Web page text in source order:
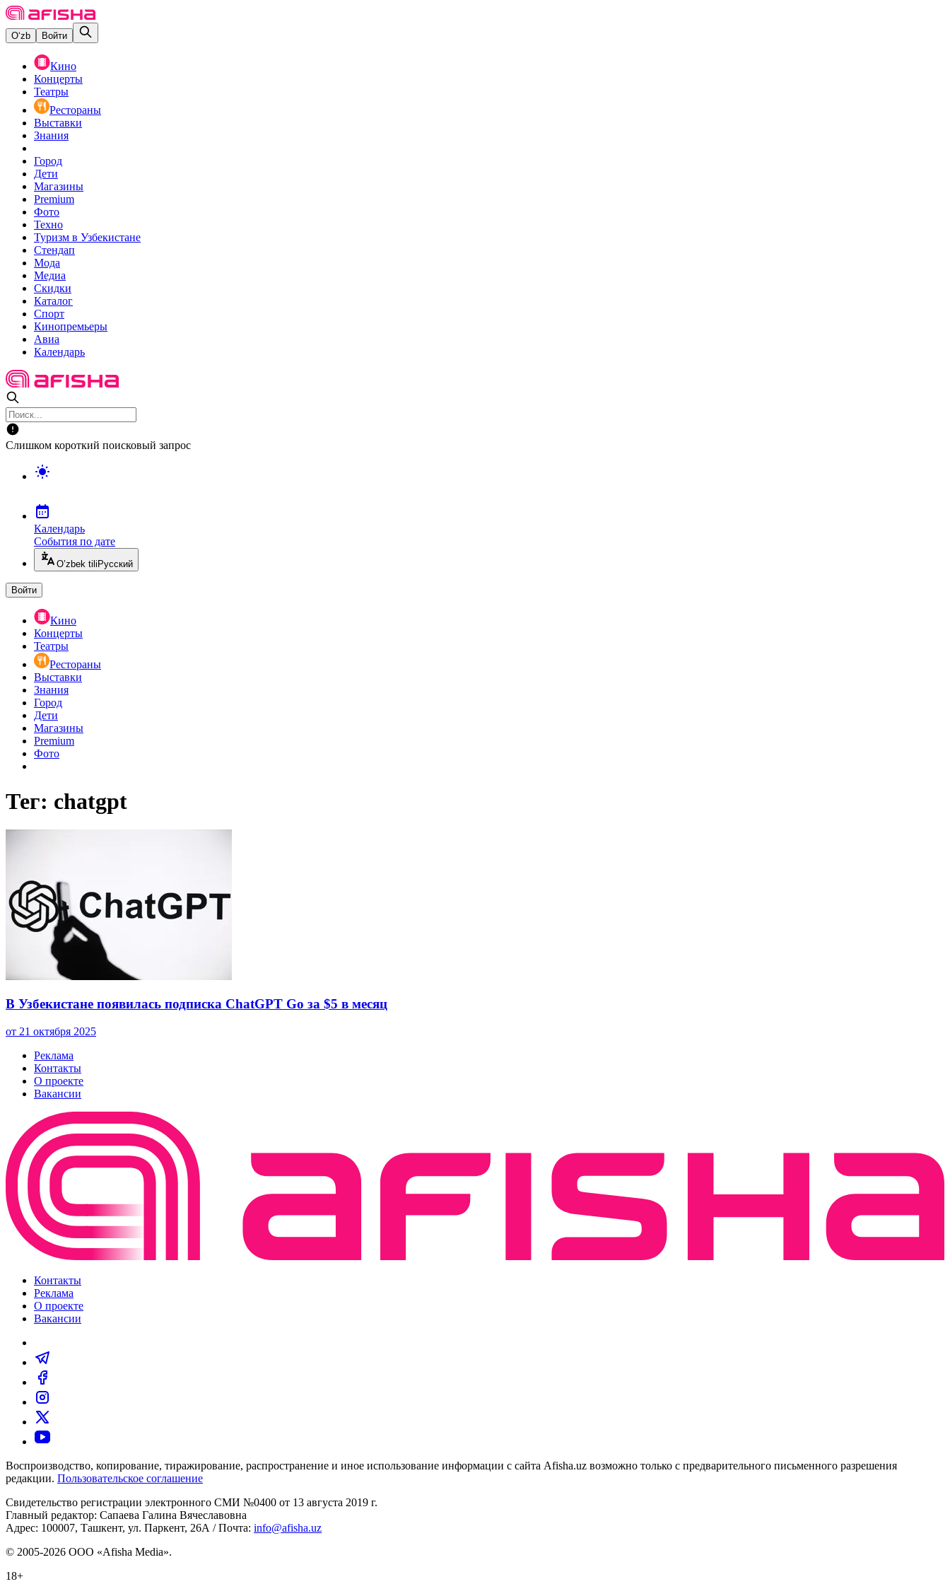
O‘zb Войти
Кино
Концерты
Театры
Рестораны
Выставки
Знания
Город
Дети
Магазины
Premium
Фото
Техно
Туризм в Узбекистане
Стендап
Мода
Медиа
Скидки
Каталог
Спорт
Кинопремьеры
Авиа
Календарь
Слишком короткий поисковый запрос
Календарь
События по дате
O’zbek tili Русский
Войти
Кино
Концерты
Театры
Рестораны
Выставки
Знания
Город
Дети
Магазины
Premium
Фото
Тег: chatgpt
В Узбекистане появилась подписка ChatGPT Go за $5 в месяц
от 21 октября 2025
Реклама
Контакты
О проекте
Вакансии
Контакты
Реклама
О проекте
Вакансии
Воспроизводство, копирование, тиражирование, распространение и иное использование информации с сайта Afisha.uz возможно только с предварительного письменного разрешения
редакции. Пользовательское соглашение
Свидетельство регистрации электронного СМИ №0400 от 13 августа 2019 г.
Главный редактор: Сапаева Галина Вячеславовна
Адрес: 100007, Ташкент, ул. Паркент, 26А / Почта: info@afisha.uz
© 2005-2026 ООО «Afisha Media».
18+